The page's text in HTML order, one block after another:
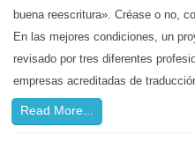
buena reescritura». Créase o no,
En las mejores condiciones, un
revisado por tres diferentes
empresas acreditadas de
Read More...